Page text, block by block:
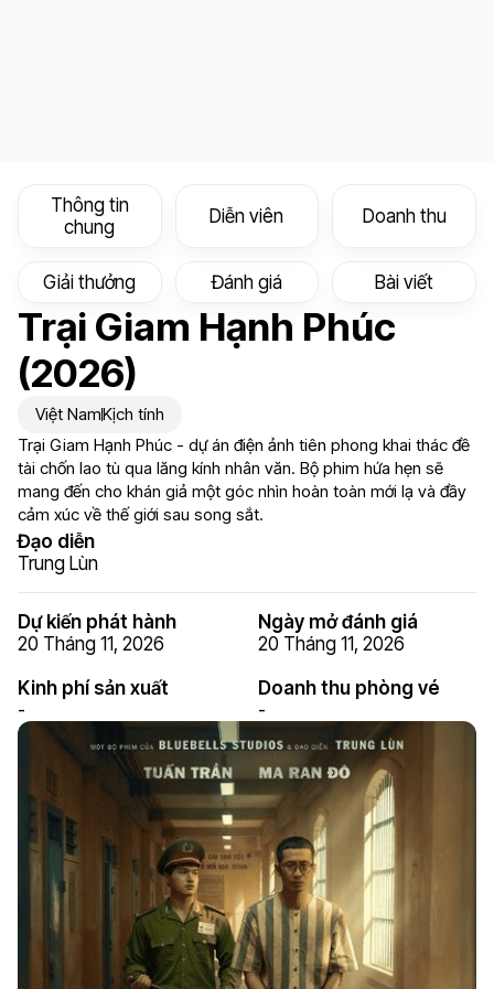
Thông tin
chung
Diễn viên Doanh thu
Giải thưởng Đánh giá Bài viết
Trại Giam Hạnh Phúc
(2026)
Việt NamKịch tính
Trại Giam Hạnh Phúc - dự án điện ảnh tiên phong khai thác đề
tài chốn lao tù qua lăng kính nhân văn. Bộ phim hứa hẹn sẽ
mang đến cho khán giả một góc nhìn hoàn toàn mới lạ và đầy
cảm xúc về thế giới sau song sắt.
Đạo diễn
Trung Lùn
Dự kiến phát hành
20 Tháng 11, 2026
Ngày mở đánh giá
20 Tháng 11, 2026
Kinh phí sản xuất
-
Doanh thu phòng vé
-